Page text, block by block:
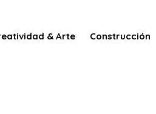
& Arte Construcción